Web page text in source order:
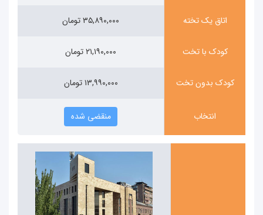
اتاق یک تخته ۳۵,۸۹۰,۰۰۰ تومان
کودک با تخت ۲۱,۱۹۰,۰۰۰ تومان
کودک بدون تخت ۱۳,۹۹۰,۰۰۰ تومان
انتخاب منقضی شده